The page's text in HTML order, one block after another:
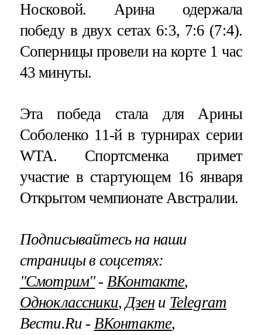
Носковой. Арина одержала
победу в двух сетах 6:3, 7:6 (7:4).
Соперницы провели на корте 1 час
43 минуты.
Эта победа стала для Арины
Соболенко 11-й в турнирах серии
WTA. Спортсменка примет
участие в стартующем 16 января
Открытом чемпионате Австралии.
Подписывайтесь на наши
страницы в соцсетях:
"Смотрим"‐ ВКонтакте,
Одноклассники,Дзени Telegram
Вести.Ru ‐ ВКонтакте,